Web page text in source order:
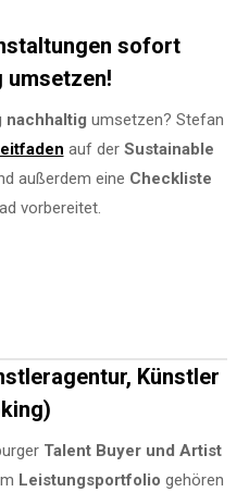
sofort
umsetzen!
nachhaltig umsetzen? Stefan
auf der Sustainable
außerdem eine Checkliste
vorbereitet.
Künstler
Talent Buyer und Artist
Leistungsportfolio gehören